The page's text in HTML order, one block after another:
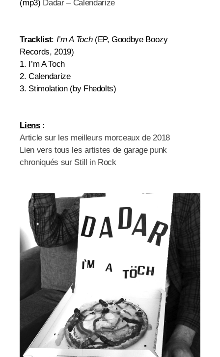
(mp3) Dadar – Calendarize
Tracklist: I’m A Toch(EP, Goodbye Boozy
Records, 2019)
1. I’m A Toch
2. Calendarize
3. Stimolation (by Fhedolts)
Liens:
Article sur les meilleurs morceaux de 2018
Lien vers tous les artistes de garage punk
chroniqués sur Still in Rock